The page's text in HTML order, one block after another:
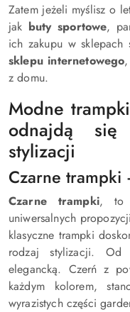
Zatem jeżeli myślisz o
jak buty sportowe,
ich zakupu w
sklepu internetowego
z domu.
Modne
odnajdą
stylizacji
Czarne trampki
Czarne trampki, to
uniwersalnych
klasyczne trampki
rodzaj stylizacji. Od
elegancką. Czerń z
każdym kolorem,
wyrazistych części